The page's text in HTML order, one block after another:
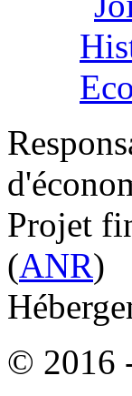
Projet
(ANR)
© 2016